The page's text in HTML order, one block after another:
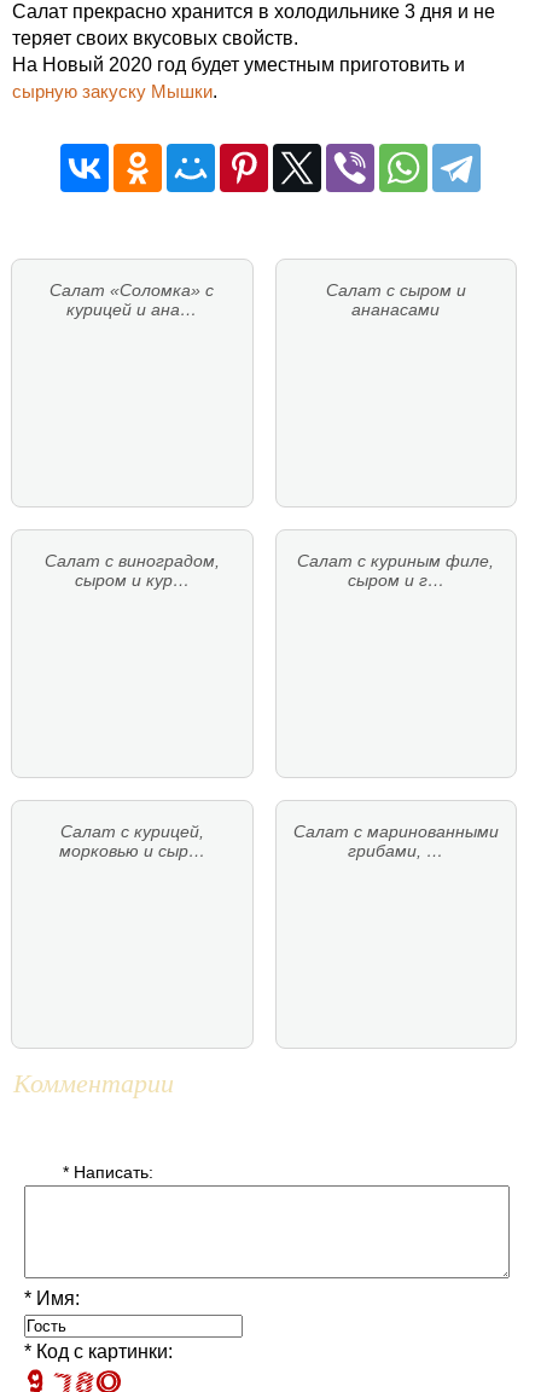
Салат прекрасно хранится в холодильнике 3 дня и не
теряет своих вкусовых свойств.
На Новый 2020 год будет уместным приготовить и
сырную закуску Мышки.
Салат «Соломка» с
курицей и ана…
Салат с сыром и
ананасами
Салат с виноградом,
сыром и кур…
Салат с куриным филе,
сыром и г…
Салат с курицей,
морковью и сыр…
Салат с маринованными
грибами, …
Комментарии
* Написать:
* Имя:
* Код с картинки: